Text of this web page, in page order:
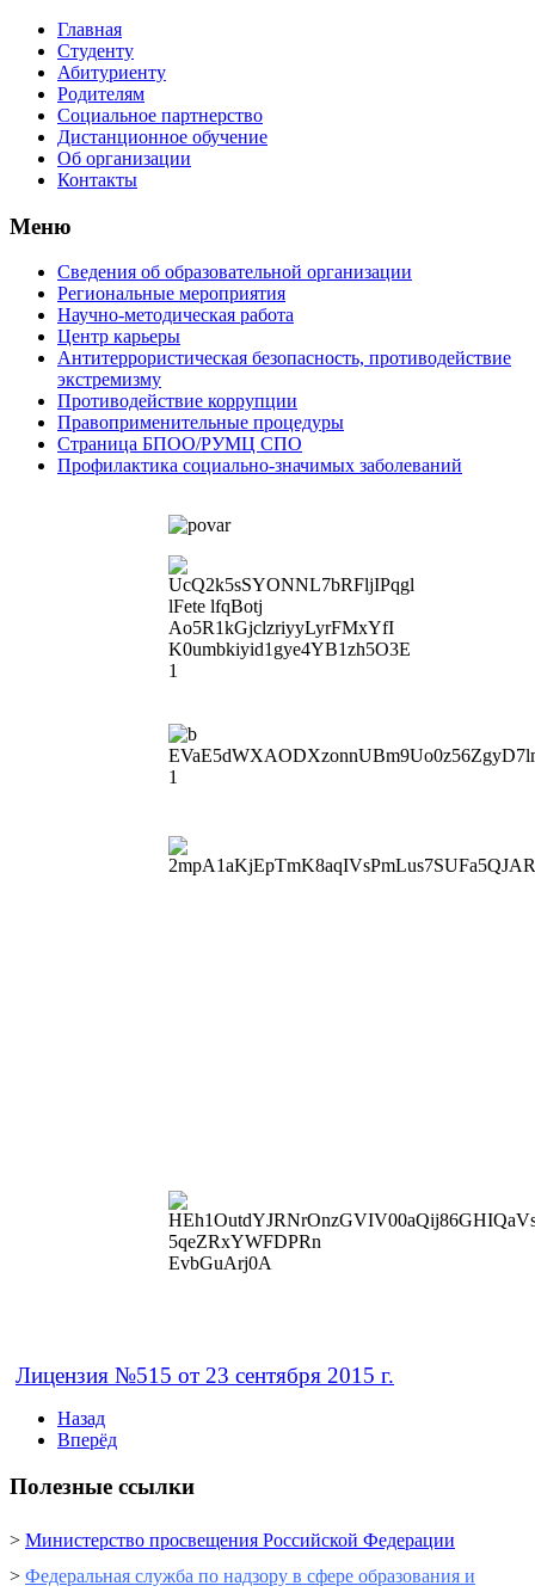
Главная
Студенту
Абитуриенту
Родителям
Социальное партнерство
Дистанционное обучение
Об организации
Контакты
Меню
Сведения об образовательной организации
Региональные мероприятия
Научно-методическая работа
Центр карьеры
Антитеррористическая безопасность, противодействие
экстремизму
Противодействие коррупции
Правоприменительные процедуры
Страница БПОО/РУМЦ CПO
Профилактика социально-значимых заболеваний
Лицензия №515 от 23 сентября 2015 г.
Назад
Вперёд
Полезные ссылки
> Министерство просвещения Российской Федерации
> Федеральная служба по надзору в сфере образования и